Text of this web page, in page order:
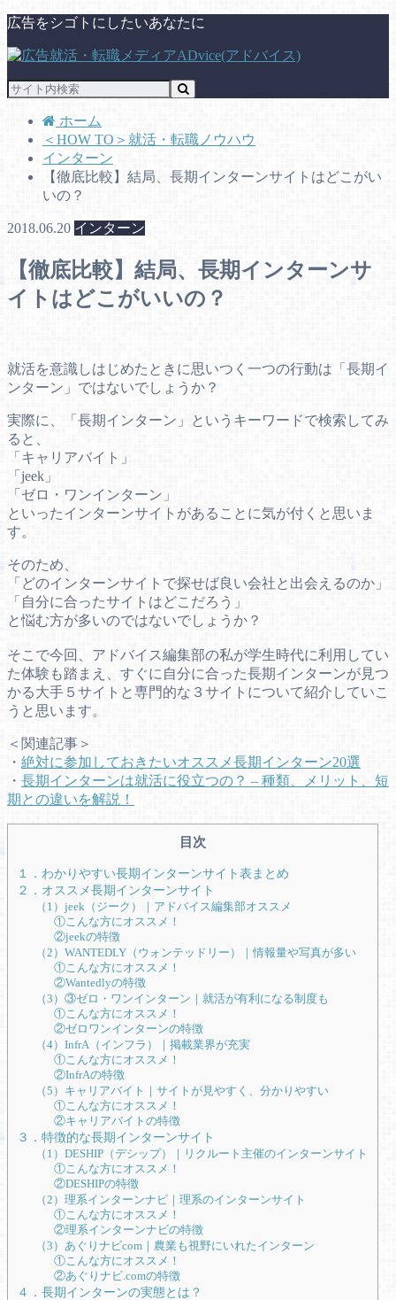
広告をシゴトにしたいあなたに
ホーム
＜HOW TO＞就活・転職ノウハウ
インターン
【徹底比較】結局、長期インターンサイトはどこがい
いの？
2018.06.20 インターン
【徹底比較】結局、長期インターンサ
イトはどこがいいの？
就活を意識しはじめたときに思いつく一つの行動は「長期イ
ンターン」ではないでしょうか？
実際に、「長期インターン」というキーワードで検索してみ
ると、
「キャリアバイト」
「jeek」
「ゼロ・ワンインターン」
といったインターンサイトがあることに気が付くと思いま
す。
そのため、
「どのインターンサイトで探せば良い会社と出会えるのか」
「自分に合ったサイトはどこだろう」
と悩む方が多いのではないでしょうか？
そこで今回、アドバイス編集部の私が学生時代に利用してい
た体験も踏まえ、すぐに自分に合った長期インターンが見つ
かる大手５サイトと専門的な３サイトについて紹介していこ
うと思います。
＜関連記事＞
・ 絶対に参加しておきたいオススメ長期インターン20選
・ 長期インターンは就活に役立つの？ – 種類、メリット、短
期との違いを解説！
目次
１．わかりやすい長期インターンサイト表まとめ
２．オススメ長期インターンサイト
（1）jeek（ジーク）｜アドバイス編集部オススメ
①こんな方にオススメ！
②jeekの特徴
（2）WANTEDLY（ウォンテッドリー）｜情報量や写真が多い
①こんな方にオススメ！
②Wantedlyの特徴
（3）③ゼロ・ワンインターン｜就活が有利になる制度も
①こんな方にオススメ！
②ゼロワンインターンの特徴
（4）InfrA（インフラ）｜掲載業界が充実
①こんな方にオススメ！
②InfrAの特徴
（5）キャリアバイト｜サイトが見やすく、分かりやすい
①こんな方にオススメ！
②キャリアバイトの特徴
３．特徴的な長期インターンサイト
（1）DESHIP（デシップ）｜リクルート主催のインターンサイト
①こんな方にオススメ！
②DESHIPの特徴
（2）理系インターンナビ｜理系のインターンサイト
①こんな方にオススメ！
②理系インターンナビの特徴
（3）あぐりナビcom｜農業も視野にいれたインターン
①こんな方にオススメ！
②あぐりナビ.comの特徴
４．長期インターンの実態とは？